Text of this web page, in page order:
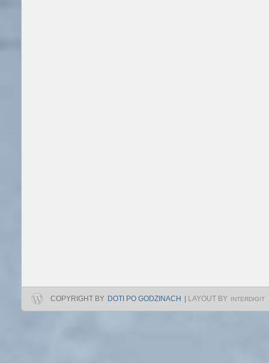
COPYRIGHT BY DOTI PO GODZINACH | LAYOUT BY INTERDIGIT